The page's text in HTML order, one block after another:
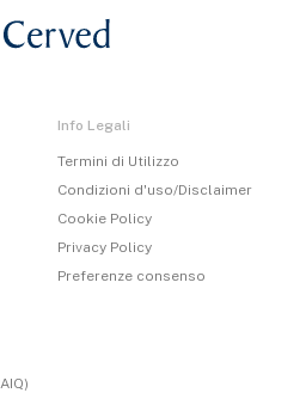
Info Legali
Termini di Utilizzo
Condizioni d'uso/Disclaimer
Cookie Policy
Privacy Policy
Preferenze consenso